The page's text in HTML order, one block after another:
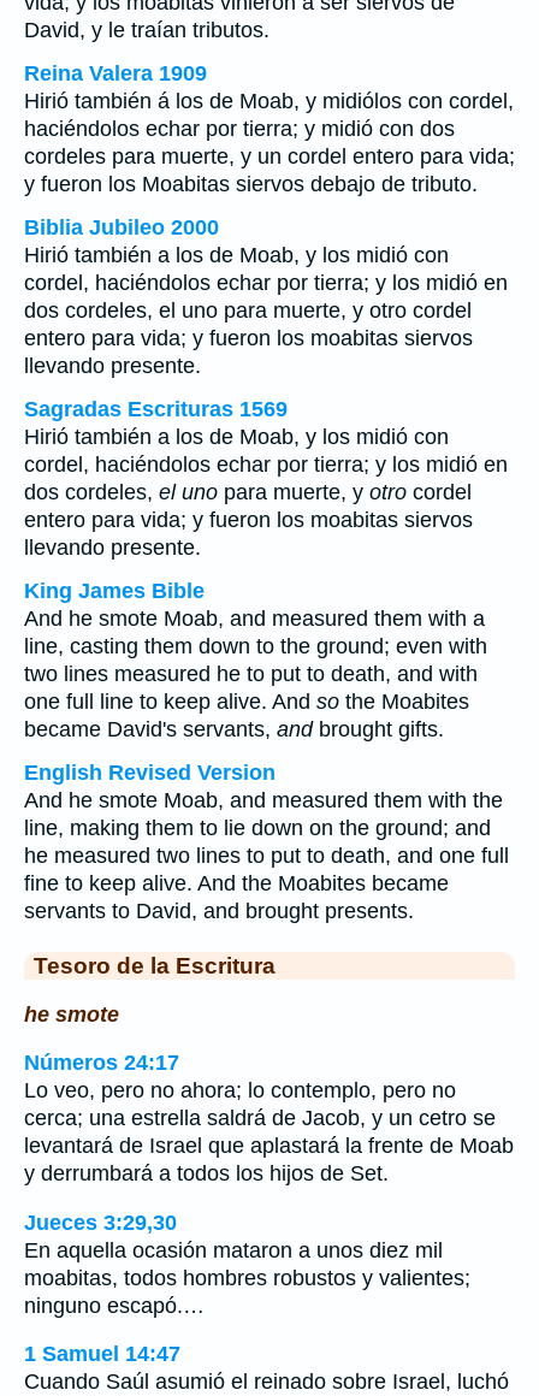
David, y le traían tributos.
Reina Valera 1909
Hirió también á los de Moab, y midiólos con cordel,
haciéndolos echar por tierra; y midió con dos
cordeles para muerte, y un cordel entero para vida;
y fueron los Moabitas siervos debajo de tributo.
Biblia Jubileo 2000
Hirió también a los de Moab, y los midió con
cordel, haciéndolos echar por tierra; y los midió en
dos cordeles, el uno para muerte, y otro cordel
entero para vida; y fueron los moabitas siervos
llevando presente.
Sagradas Escrituras 1569
Hirió también a los de Moab, y los midió con
cordel, haciéndolos echar por tierra; y los midió en
dos cordeles, el uno para muerte, y otro cordel
entero para vida; y fueron los moabitas siervos
llevando presente.
King James Bible
And he smote Moab, and measured them with a
line, casting them down to the ground; even with
two lines measured he to put to death, and with
one full line to keep alive. And so the Moabites
became David's servants, andbrought gifts.
English Revised Version
And he smote Moab, and measured them with the
line, making them to lie down on the ground; and
he measured two lines to put to death, and one full
fine to keep alive. And the Moabites became
servants to David, and brought presents.
Tesoro de la Escritura
he smote
Números 24:17
Lo veo, pero no ahora; lo contemplo, pero no
cerca; una estrella saldrá de Jacob, y un cetro se
levantará de Israel que aplastará la frente de Moab
y derrumbará a todos los hijos de Set.
Jueces 3:29,30
En aquella ocasión mataron a unos diez mil
moabitas, todos hombres robustos y valientes;
ninguno escapó.…
1 Samuel 14:47
Cuando Saúl asumió el reinado sobre Israel, luchó